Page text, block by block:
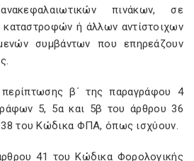
πινάκων, σε
ή άλλων αντίστοιχων
συμβάντων που επηρεάζουν
περίπτωσης β΄ της παραγράφου 4
5, 5α και 5β του άρθρου 36
του Κώδικα ΦΠΑ, όπως ισχύουν.
41 του Κώδικα Φορολογικής